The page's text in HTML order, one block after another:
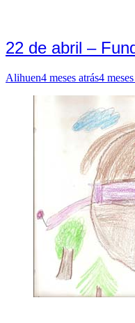
22 de abril –
Alihuen4 meses atrás4